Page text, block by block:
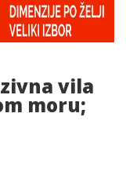
vila
moru;